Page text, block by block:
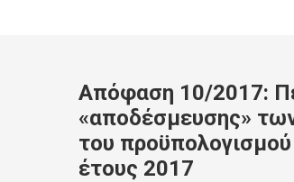
Απόφαση 10/2017:
«αποδέσμευσης»
του
έτους 2017